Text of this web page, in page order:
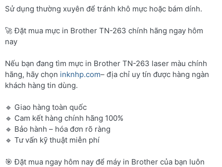
Sử dụng thường xuyên để tránh khô mực hoặc bám dính.
🚀 Đặt mua mực in Brother TN-263 chính hãng ngay hôm
nay
Nếu bạn đang tìm mực in Brother TN-263 laser màu chính
hãng, hãy chọn inknhp.com– địa chỉ uy tín được hàng ngàn
khách hàng tin dùng.
🔹 Giao hàng toàn quốc
🔹 Cam kết hàng chính hãng 100%
🔹 Bảo hành – hóa đơn rõ ràng
🔹 Tư vấn kỹ thuật miễn phí
🎯 Đặt mua ngay hôm nay để máy in Brother của bạn luôn